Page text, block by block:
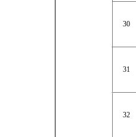
30
31
32